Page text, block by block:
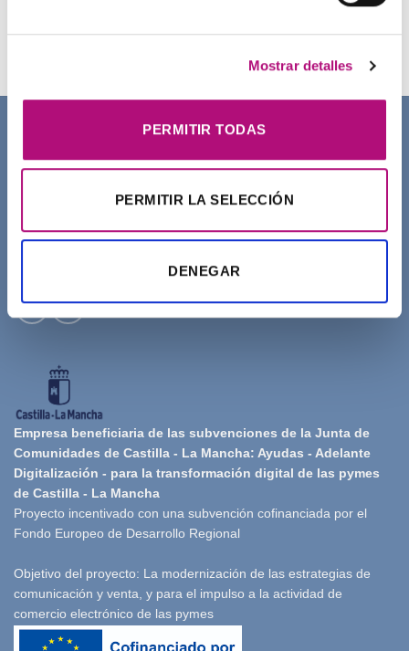
Mostrar detalles
PERMITIR TODAS
PERMITIR LA SELECCIÓN
DENEGAR
SOBRE NOSOTROS
Empresa beneficiaria de las subvenciones de la Junta de
Comunidades de Castilla - La Mancha: Ayudas - Adelante
Digitalización - para la transformación digital de las pymes
de Castilla - La Mancha
Proyecto incentivado con una subvención cofinanciada por el
Fondo Europeo de Desarrollo Regional
Objetivo del proyecto: La modernización de las estrategias de
comunicación y venta, y para el impulso a la actividad de
comercio electrónico de las pymes